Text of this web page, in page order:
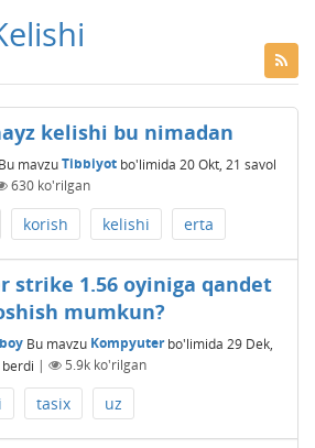
kelishi bu nimadan
Bu mavzuTibbiyotbo'limida 20 Okt, 21 savol
630ko'rilgan
korish kelishi erta
strike 1.56 oyiniga qandet
mumkun?
Bu mavzu Kompyuterbo'limida 29 Dek,
| 5.9kko'rilgan
tasix uz